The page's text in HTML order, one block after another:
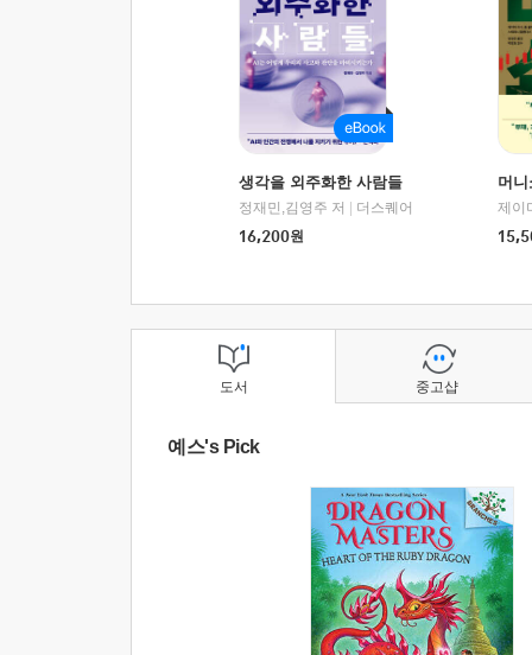
생각을 외주화한 사람들
정재민,김영주 저
더스퀘어
16,200원
머
도서
예스's Pick
중고샵